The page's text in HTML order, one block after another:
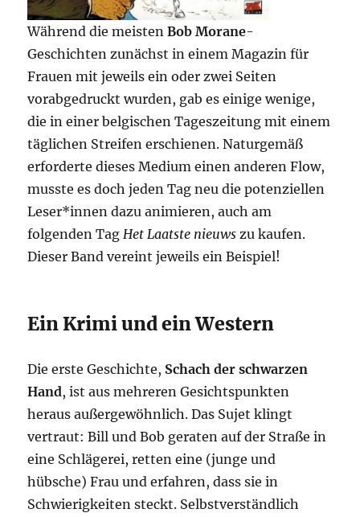
Während die meistenBob Morane-
Geschichten zunächst in einem Magazin für
Frauen mit jeweils ein oder zwei Seiten
vorabgedruckt wurden, gab es einige wenige,
die in einer belgischen Tageszeitung mit einem
täglichen Streifen erschienen. Naturgemäß
erforderte dieses Medium einen anderen Flow,
musste es doch jeden Tag neu die potenziellen
Leser*innen dazu animieren, auch am
folgenden Tag Het Laatste nieuws zu kaufen.
Dieser Band vereint jeweils ein Beispiel!
Ein Krimi und ein Western
Die erste Geschichte, Schach der schwarzen
Hand, ist aus mehreren Gesichtspunkten
heraus außergewöhnlich. Das Sujet klingt
vertraut: Bill und Bob geraten auf der Straße in
eine Schlägerei, retten eine (junge und
hübsche) Frau und erfahren, dass sie in
Schwierigkeiten steckt. Selbstverständlich